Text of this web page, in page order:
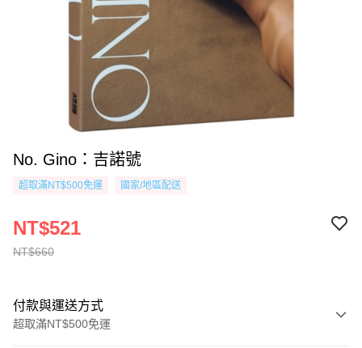
No. Gino：吉諾號
超取滿NT$500免運 國家/地區配送
NT$660
NT$521
付款與運送方式
超取滿NT$500免運